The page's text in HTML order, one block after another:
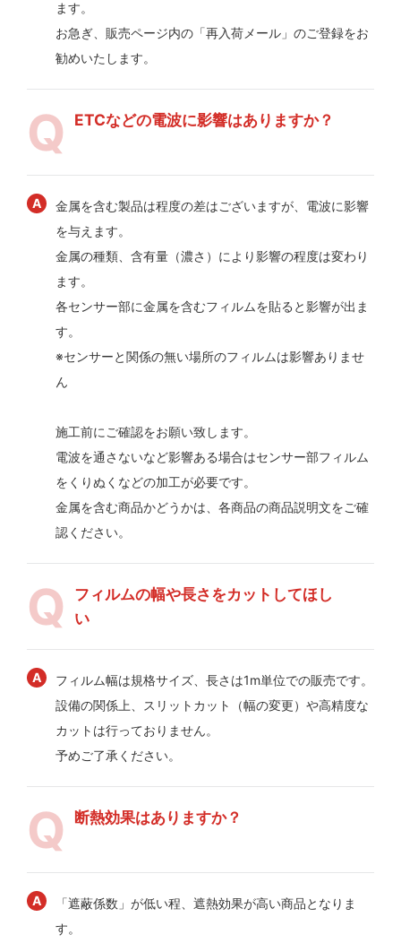
ます。
お急ぎ、販売ページ内の「再入荷メール」のご登録をお
勧めいたします。
ETCなどの電波に影響はありますか？
金属を含む製品は程度の差はございますが、電波に影響
を与えます。
金属の種類、含有量（濃さ）により影響の程度は変わり
ます。
各センサー部に金属を含むフィルムを貼ると影響が出ま
す。
※センサーと関係の無い場所のフィルムは影響ありませ
ん
施工前にご確認をお願い致します。
電波を通さないなど影響ある場合はセンサー部フィルム
をくりぬくなどの加工が必要です。
金属を含む商品かどうかは、各商品の商品説明文をご確
認ください。
フィルムの幅や長さをカットしてほし
い
フィルム幅は規格サイズ、長さは1m単位での販売です。
設備の関係上、スリットカット（幅の変更）や高精度な
カットは行っておりません。
予めご了承ください。
断熱効果はありますか？
「遮蔽係数」が低い程、遮熱効果が高い商品となりま
す。